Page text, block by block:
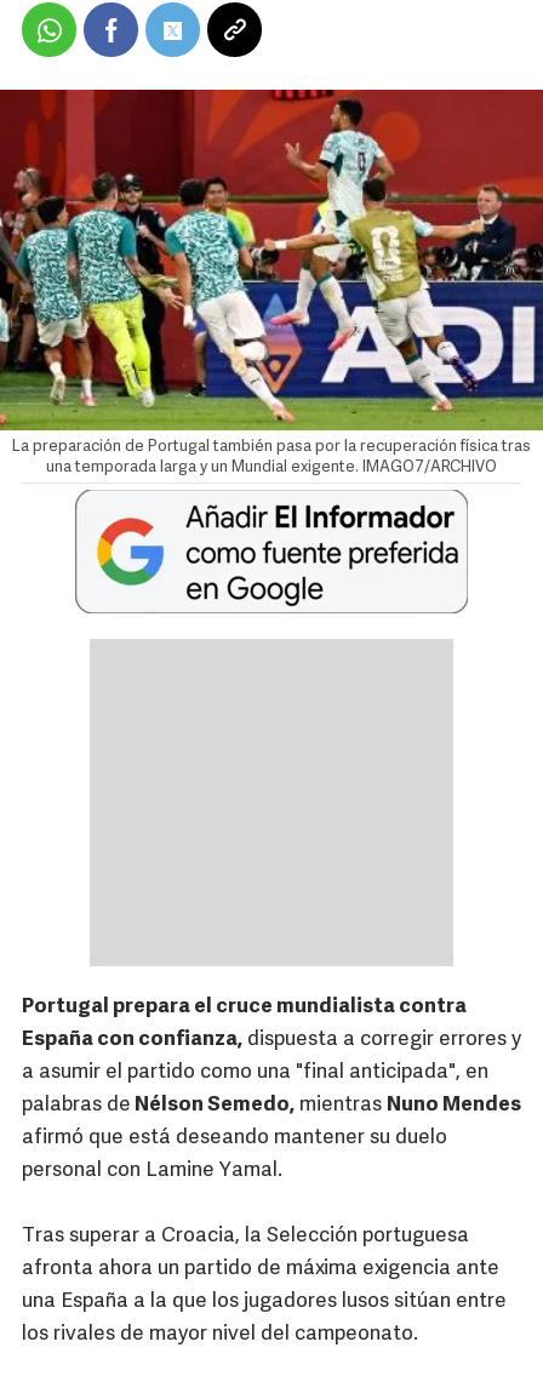
La preparación de Portugal también pasa por la recuperación física tras
una temporada larga y un Mundial exigente. IMAGO7/ARCHIVO
Portugal prepara el cruce mundialista contra
España con confianza, dispuesta a corregir errores y
a asumir el partido como una "final anticipada", en
palabras de Nélson Semedo, mientras Nuno Mendes
afirmó que está deseando mantener su duelo
personal con Lamine Yamal.
Tras superar a Croacia, la Selección portuguesa
afronta ahora un partido de máxima exigencia ante
una España a la que los jugadores lusos sitúan entre
los rivales de mayor nivel del campeonato.